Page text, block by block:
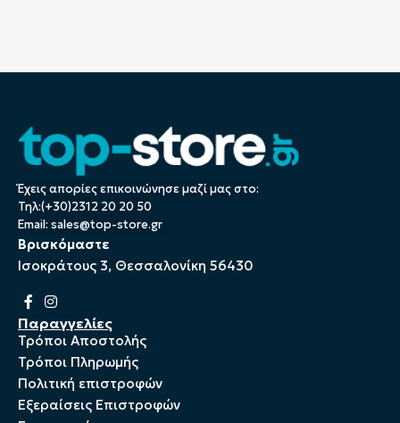
Έχεις απορίες επικοινώνησε μαζί μας στο:
Τηλ:(+30)2312 20 20 50
Email: sales@top-store.gr
Βρισκόμαστε
Ισοκράτους 3, Θεσσαλονίκη 56430
Παραγγελίες
Τρόποι Αποστολής
Τρόποι Πληρωμής
Πολιτική επιστροφών
Εξεραίσεις Επιστροφών